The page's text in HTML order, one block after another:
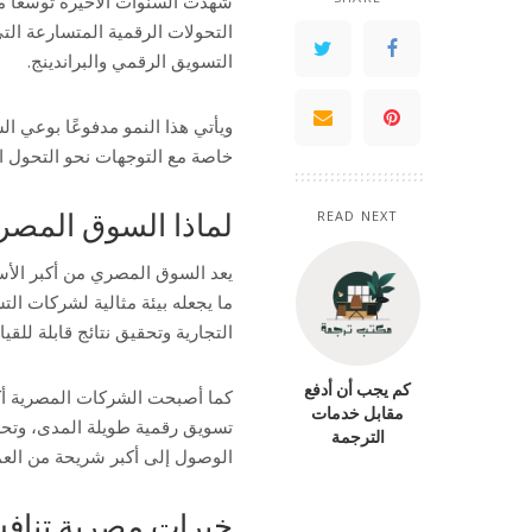
READ NEXT
كم يجب أن أدفع
مقابل خدمات
الترجمة
التحولات الرقمية المتسارعة
التسويق الرقمي والبراندينج.
ويأتي هذا النمو مدفوعًا بوعي
خاصة مع التوجهات نحو التحول
لماذا السوق
يعد السوق المصري من أكبر
ما يجعله بيئة مثالية لشركات
التجارية وتحقيق نتائج قابلة
كما أصبحت الشركات المصرية
تسويق رقمية طويلة المدى،
الوصول إلى أكبر شريحة من